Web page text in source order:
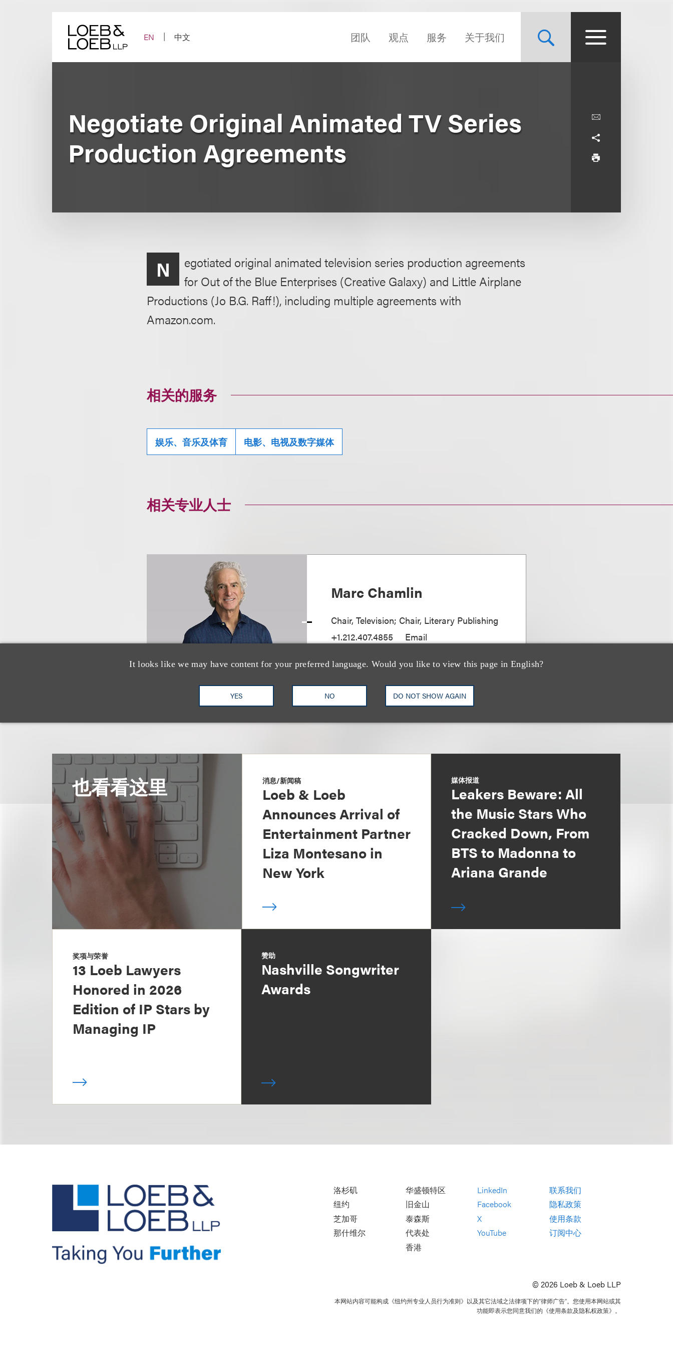
EN
中文 团队 观点 服务 关于我们
It looks like we may have content for your preferred language. Would you like to view this page in English?
YES NO DO NOT SHOW AGAIN
Negotiate Original Animated TV Series
Production Agreements
N
egotiated original animated television series production agreements
for Out of the Blue Enterprises (Creative Galaxy) and Little Airplane
Productions (Jo B.G. Raff!), including multiple agreements with
Amazon.com.
相关的服务
娱乐、音乐及体育 电影、电视及数字媒体
相关专业人士
Marc Chamlin
Chair, Television; Chair, Literary Publishing
+1.212.407.4855
Email
也看看这里 消息/新闻稿
Loeb & Loeb
Announces Arrival of
Entertainment Partner
Liza Montesano in
New York
媒体报道
Leakers Beware: All
the Music Stars Who
Cracked Down, From
BTS to Madonna to
Ariana Grande
奖项与荣誉
13 Loeb Lawyers
Honored in 2026
Edition of IP Stars by
Managing IP
赞助
Nashville Songwriter
Awards
洛杉矶
纽约
芝加哥
那什维尔
华盛顿特区
旧金山
泰森斯
代表处
香港
LinkedIn
Facebook
X
YouTube
联系我们
隐私政策
使用条款
订阅中心
© 2026 Loeb & Loeb LLP
本网站内容可能构成《纽约州专业人员行为准则》以及其它法域之法律项下的“律师广告”。您使用本网站或其
功能即表示您同意我们的《使用条款及隐私权政策》。